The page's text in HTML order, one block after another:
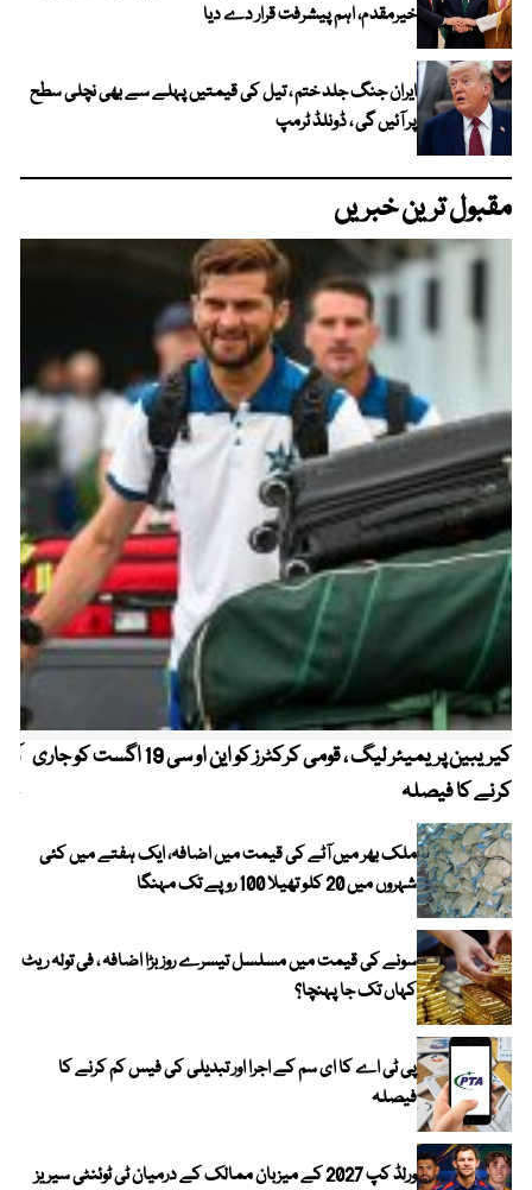
خیرمقدم، اہم پیشرفت قرار دے دیا
ایران جنگ جلد ختم ، تیل کی قیمتیں پہلے سے بھی نچلی سطح
پر آئیں گی ، ڈونلڈ ٹرمپ
مقبول ترین خبریں
کیریبین پریمیئر لیگ ، قومی کرکٹرز کو این او سی 19 اگست کو جاری
کرنے کا فیصلہ
ملک بھر میں آٹے کی قیمت میں اضافہ، ایک ہفتے میں کئی
شہروں میں 20 کلو تھیلا 100 روپے تک مہنگا
سونے کی قیمت میں مسلسل تیسرے روز بڑا اضافہ ، فی تولہ ریٹ
کہاں تک جا پہنچا؟
پی ٹی اے کا ای سم کے اجرا اور تبدیلی کی فیس کم کرنے کا
فیصلہ
ورلڈ کپ 2027 کے میزبان ممالک کے درمیان ٹی ٹوئنٹی سیریز